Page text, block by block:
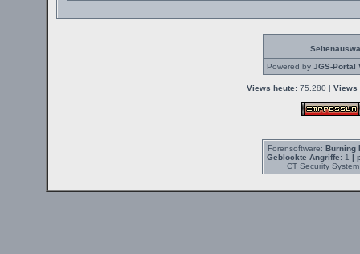
Powered by JGS-Portal
Views heute: 75.280 | Views
Forensoftware: Burning
Geblockte Angriffe:1 |
CT Security